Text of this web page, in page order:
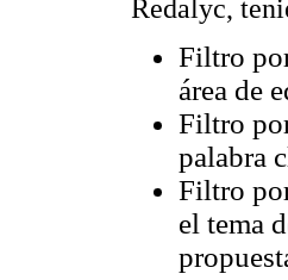
Redalyc,
Filtro
área de
Filtro
palabra
Filtro
el tema